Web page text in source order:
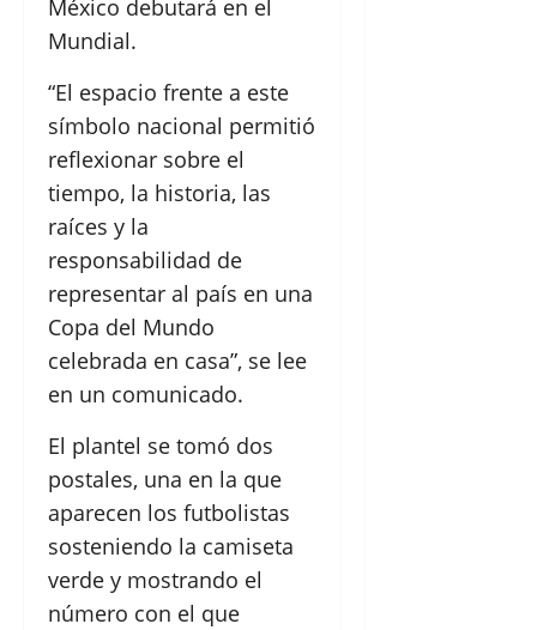
México debutará en el
Mundial.
“El espacio frente a este
símbolo nacional permitió
reflexionar sobre el
tiempo, la historia, las
raíces y la
responsabilidad de
representar al país en una
Copa del Mundo
celebrada en casa”, se lee
en un comunicado.
El plantel se tomó dos
postales, una en la que
aparecen los futbolistas
sosteniendo la camiseta
verde y mostrando el
número con el que